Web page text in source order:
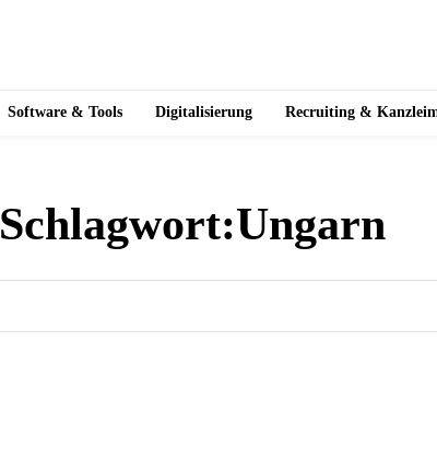
Software & Tools Digitalisierung Recruiting &
Schlagwort:Ungarn